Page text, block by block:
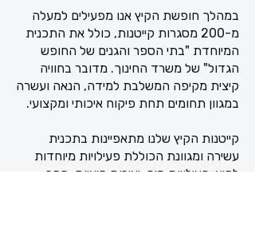
במהלך חופשת הקיץ אנו מפעילים למעלה
מ-200 מסגרות קייטנות, כולל את התכנית
המיוחדת "בתי הספר והגנים של החופש
הגדול" של משרד החינוך. מדובר בחוויה
קיצית מקיפה המשלבת למידה, הנאה ועשרה
במגוון תחומים תחת פיקוח איכותי ומקצועי.
קייטנות הקיץ שלנו מתאפיינות בתכנית
עשירה ומגוונת הכוללת פעילויות מיוחדות
לקיץ: פעילויות מים, יצירות קיציות, חקר